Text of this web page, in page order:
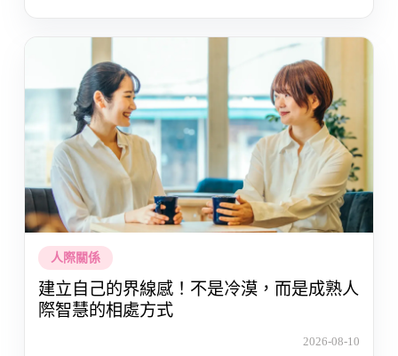
人際關係
建立自己的界線感！不是冷漠，而是成熟人
際智慧的相處方式
2026-08-10